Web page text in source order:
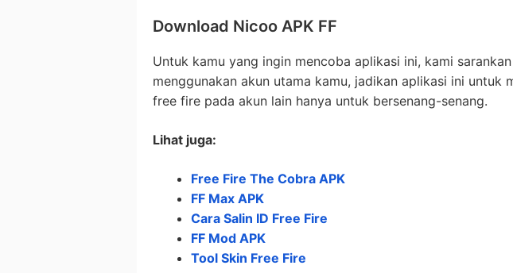
Download Nicoo APK FF
Untuk kamu yang ingin mencoba aplikasi ini, kami
menggunakan akun utama kamu, jadikan aplikasi ini untuk
free fire pada akun lain hanya untuk bersenang-senang.
Lihat juga:
Free Fire The Cobra APK
FF Max APK
Cara Salin ID Free Fire
FF Mod APK
Tool Skin Free Fire